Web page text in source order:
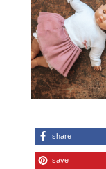
share
save